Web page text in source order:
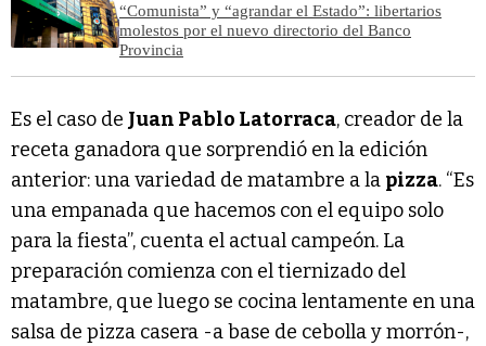
“Comunista” y “agrandar el Estado”: libertarios
molestos por el nuevo directorio del Banco
Provincia
Es el caso de Juan Pablo Latorraca, creador de la
receta ganadora que sorprendió en la edición
anterior: una variedad de matambre a la pizza. “Es
una empanada que hacemos con el equipo solo
para la fiesta”, cuenta el actual campeón. La
preparación comienza con el tiernizado del
matambre, que luego se cocina lentamente en una
salsa de pizza casera -a base de cebolla y morrón-,